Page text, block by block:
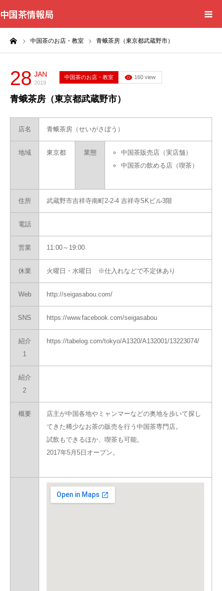
中国茶情報局
中国茶のお店・教室 青蛾茶房（東京都武蔵野市）
28 JAN
2019
中国茶のお店・教室 160 view
青蛾茶房（東京都武蔵野市）
店名 青蛾茶房（せいがさぼう）
地域 東京都 業態
中国茶販売店（実店舗）
中国茶の飲める店（喫茶）
住所 武蔵野市吉祥寺南町2-2-4 吉祥寺SKビル3階
電話
営業 11:00～19:00
休業 火曜日・水曜日 ※仕入れなどで不定休あり
Web http://seigasabou.com/
SNS https://www.facebook.com/seigasabou
紹介
1
https://tabelog.com/tokyo/A1320/A132001/13223074/
紹介
2
概要
店主が中国各地やミャンマーなどの奥地を歩いて探し
てきた稀少なお茶の販売を行う中国茶専門店。
試飲もできるほか、喫茶も可能。
2017年5月5日オープン。
Home
News
BlogChecker
Events
WordBank
Books